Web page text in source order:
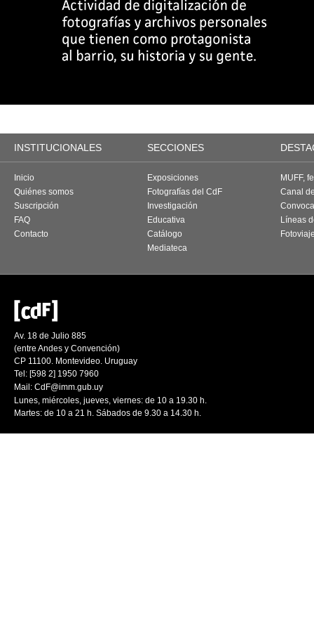
INSTITUCIONALES SECCIONES
Inicio
Quiénes somos
Suscripción
FAQ
Contacto
Exposiciones
Fotografías del CdF
Investigación
Educativa
Catálogo
Mediateca
MUFF,
Canal
Líneas
Av. 18 de Julio 885
(entre Andes y Convención)
CP 11100. Montevideo. Uruguay
Tel: [598 2] 1950 7960
Mail: CdF@imm.gub.uy
Lunes, miércoles, jueves, viernes: de 10 a 19.30 h.
Martes: de 10 a 21 h. Sábados de 9.30 a 14.30 h.